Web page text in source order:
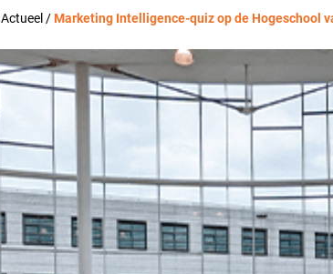
Actueel /Marketing Intelligence-quiz op de Hogeschool